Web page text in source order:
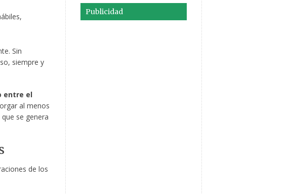
Sin
siempre y
entre el
al menos
se genera
de los
Publicidad